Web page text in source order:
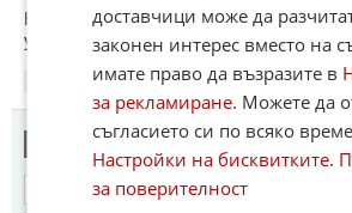
Не че нещо, ама явно преди 9 години не
угризения относно "Тъмната кула".
09.06.2026
Баба Гошка
ОТГОВОР
доставчици може да
законен интерес вместо на
имате право да възразите в
за рекламиране. Можете да
съгласието си по всяко
Настройки на бисквитките.
за поверителност